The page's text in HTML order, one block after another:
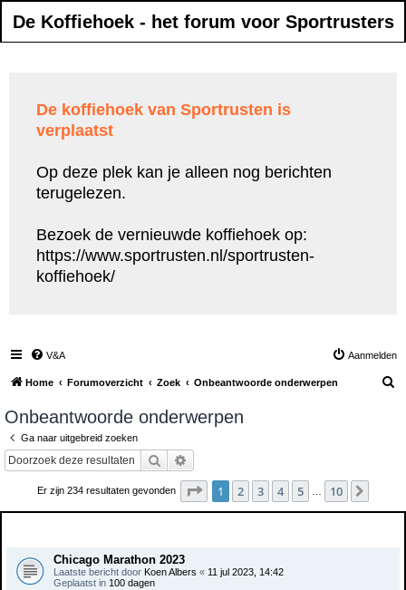
De Koffiehoek - het forum voor Sportrusters
De koffiehoek van Sportrusten is
verplaatst
Op deze plek kan je alleen nog berichten
terugelezen.
Bezoek de vernieuwde koffiehoek op:
https://www.sportrusten.nl/sportrusten-
koffiehoek/
V&A Aanmelden
Home Forumoverzicht Zoek Onbeantwoorde onderwerpen
Onbeantwoorde onderwerpen
Ga naar uitgebreid zoeken
Zoek
Er zijn 234 resultaten gevonden Pagina van 10
1 2 3 4 5 10
Chicago Marathon 2023
Laatste bericht door Koen Albers « 11 jul 2023, 14:42
Geplaatst in 100 dagen